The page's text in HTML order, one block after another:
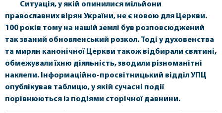
Ситуація, у якій опинилися мільйони
православних вірян України, не є новою для Церкви.
100 років тому на нашій землі був розповсюджений
так званий обновленський розкол. Тоді у духовенства
та мирян канонічної Церкви також відбирали святині,
обмежували їхню діяльність, зводили різноманітні
наклепи. Інформаційно-просвітницький відділ УПЦ
опублікував таблицю, у якій сучасні події
порівнюються із подіями сторічної давнини.